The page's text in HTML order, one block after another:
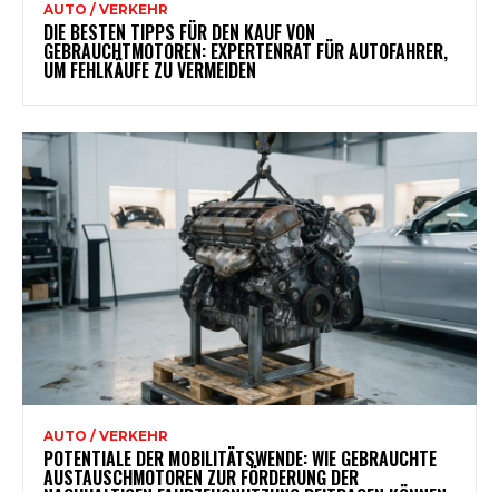
AUTO / VERKEHR
DIE BESTEN TIPPS FÜR DEN KAUF VON
GEBRAUCHTMOTOREN: EXPERTENRAT FÜR AUTOFAHRER,
UM FEHLKÄUFE ZU VERMEIDEN
AUTO / VERKEHR
POTENTIALE DER MOBILITÄTSWENDE: WIE GEBRAUCHTE
AUSTAUSCHMOTOREN ZUR FÖRDERUNG DER